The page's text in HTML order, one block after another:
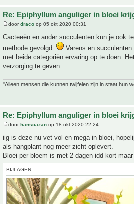
Re: Epiphyllum anguliger in bloei
doordraco op 05 okt 2020 00:31
Cacteeën en ander succulenten kun je ook
methode gevolgd.
Varens en
met beide categoriën ervaring op te doen.
verzorging te geven.
"Alleen mensen die kunnen twijfelen zijn in staat hun
Re: Epiphyllum anguliger in bloei
doorhanscazan op 18 okt 2020 22:24
iig is deze nu vet vol en mega in bloei,
als hangplant nog meer zicht oplevert.
Bloei per bloem is met 2 dagen idd kort
BIJLAGEN